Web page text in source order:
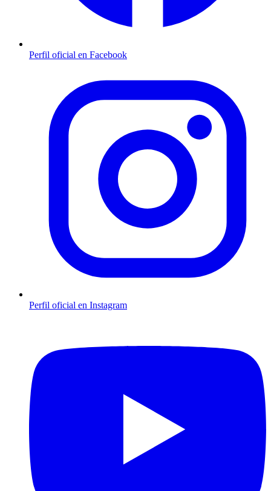
Perfil oficial en Facebook
Perfil oficial en Instagram